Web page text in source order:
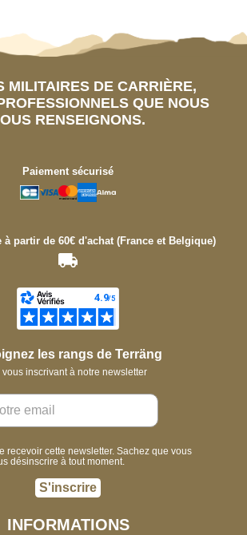
MILITAIRES DE CARRIÈRE,
QUE NOUS
RENSEIGNONS.
Paiement sécurisé
à partir de 60€ d'achat (France et Belgique)
les rangs de Terräng
vous inscrivant à notre newsletter
recevoir cette newsletter. Sachez que vous
désinscrire à tout moment.
S'inscrire
INFORMATIONS